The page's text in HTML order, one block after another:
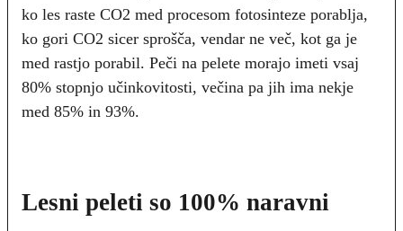
ko les raste CO2 med procesom fotosinteze porablja,
ko gori CO2 sicer sprošča, vendar ne več, kot ga je
med rastjo porabil. Peči na pelete morajo imeti vsaj
80% stopnjo učinkovitosti, večina pa jih ima nekje
med 85% in 93%.
Lesni peleti so 100% naravni